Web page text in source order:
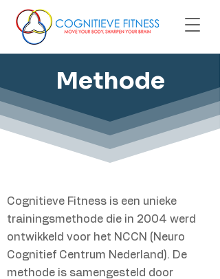
Methode
Cognitieve Fitness is een unieke
trainingsmethode die in 2004 werd
ontwikkeld voor het NCCN (Neuro
Cognitief Centrum Nederland). De
methode is samengesteld door